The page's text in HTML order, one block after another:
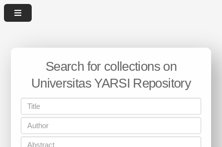
Search for collections on
Universitas YARSI Repository